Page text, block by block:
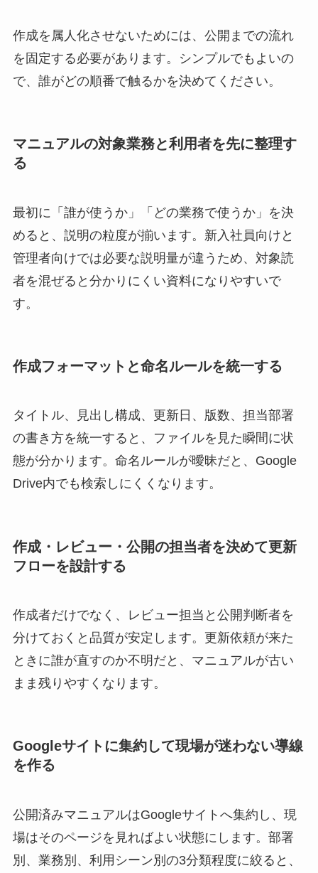
作成を属人化させないためには、公開までの流れ
を固定する必要があります。シンプルでもよいの
で、誰がどの順番で触るかを決めてください。
マニュアルの対象業務と利用者を先に整理す
る
最初に「誰が使うか」「どの業務で使うか」を決
めると、説明の粒度が揃います。新入社員向けと
管理者向けでは必要な説明量が違うため、対象読
者を混ぜると分かりにくい資料になりやすいで
す。
作成フォーマットと命名ルールを統一する
タイトル、見出し構成、更新日、版数、担当部署
の書き方を統一すると、ファイルを見た瞬間に状
態が分かります。命名ルールが曖昧だと、Google
Drive内でも検索しにくくなります。
作成・レビュー・公開の担当者を決めて更新
フローを設計する
作成者だけでなく、レビュー担当と公開判断者を
分けておくと品質が安定します。更新依頼が来た
ときに誰が直すのか不明だと、マニュアルが古い
まま残りやすくなります。
Googleサイトに集約して現場が迷わない導線
を作る
公開済みマニュアルはGoogleサイトへ集約し、現
場はそのページを見ればよい状態にします。部署
別、業務別、利用シーン別の3分類程度に絞ると、